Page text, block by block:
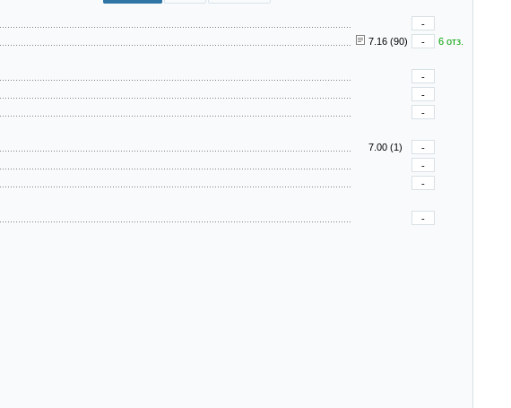
-
7.16 (90) -
6 отз.
-
-
-
7.00 (1)
-
-
-
-